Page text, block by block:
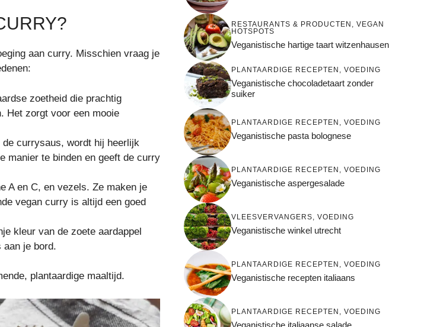
aan curry. Misschien vraag je
zoetheid die prachtig
Het zorgt voor een mooie
currysaus, wordt hij heerlijk
manier te binden en geeft de curry
A en C, en vezels. Ze maken je
vegan curry is altijd een goed
kleur van de zoete aardappel
je bord.
plantaardige maaltijd.
RESTAURANTS & PRODUCTEN , VEGAN
HOTSPOTS
Veganistische hartige taart witzenhausen
PLANTAARDIGE RECEPTEN , VOEDING
Veganistische chocoladetaart zonder
suiker
PLANTAARDIGE RECEPTEN , VOEDING
Veganistische pasta bolognese
PLANTAARDIGE RECEPTEN , VOEDING
Veganistische aspergesalade
VLEESVERVANGERS, VOEDING
Veganistische winkel utrecht
PLANTAARDIGE RECEPTEN , VOEDING
Veganistische recepten italiaans
PLANTAARDIGE RECEPTEN , VOEDING